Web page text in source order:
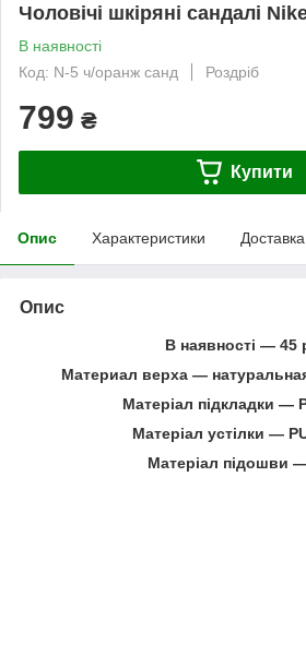
Чоловічі шкіряні сандалі
В наявності
Код: N-5 ч/оранж санд
Роздріб
799 ₴
Купити
Опис Характеристики Доставка
Опис
В наявності ― 45
Материал верха ―
Матеріал підкладки ―
Матеріал устілки ―
Матеріал підошви